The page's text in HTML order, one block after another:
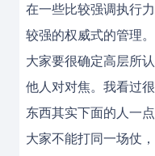
在一些比较强调执行
较强的权威式的管理
大家要很确定高层所
他人对对焦。我看过
东西其实下面的人一
大家不能打同一场仗